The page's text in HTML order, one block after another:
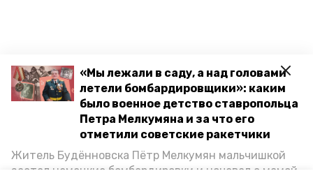
«Мы лежали в саду, а над головами
летели бомбардировщики»: каким
было военное детство ставропольца
Петра Мелкумяна и за что его
отметили советские ракетчики
Житель Будённовска Пётр Мелкумян мальчишкой
застал немецкие бомбардировки и ночевал с мамой
Статьи